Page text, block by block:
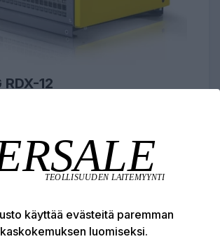
12
käyttää evästeitä paremman
luomiseksi.